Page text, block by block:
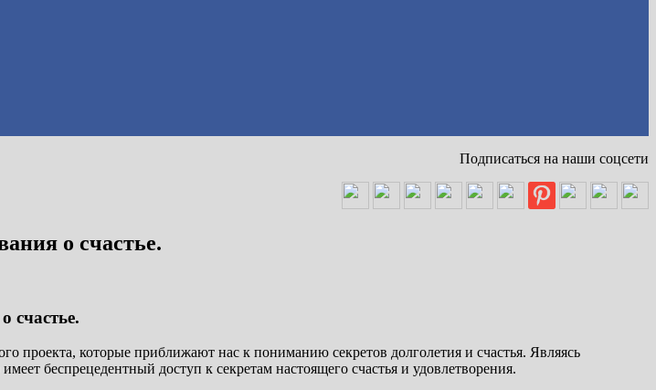
Подписаться на наши соцсети
о счастье.
счастье.
проекта, которые приближают нас к пониманию секретов долголетия и счастья. Являясь
беспрецедентный доступ к секретам настоящего счастья и удовлетворения.